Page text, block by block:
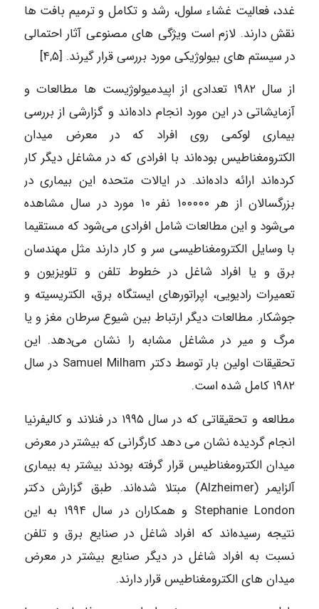
غدد، فعالیت غشاء سلول، رشد و تکامل و ترمیم بافت ها
نقش دارند. لازم است ویژگی های مصنوعی آثار احتمالی
در سیستم های بیولوژیکی مورد بررسی قرار گیرند. [۴,۵]
از سال ۱۹۸۲ تعدادی از اپیدمیولوژیست ها مطالعات و
آزمایشاتی در این مورد انجام داده‌اند و گزارشی از بررسی
بیماری لوکمی روی افراد که در معرض میدان
الکترومغناطیس بوده‌اند با افرادی که در مشاغل دیگر کار
کرده‌اند ارائه داده‌اند. در ایالات متحده این بیماری در
بزرگسالان از هر ۱۰۰۰۰۰ نفر ۱۰ مورد در سال مشاهده
می‌شود و این مطالعات شامل افرادی می‌شود که مستقیما
با وسایل الکترومغناطیسی سر و کار دارند مثل مهندسان
برق و یا افراد شاغل در خطوط تلفن و تلویزیون و
تعمیرات رادیویی، اپراتورهای ایستگاه برق، الکتریسیته و
جوشکار. مطالعات دیگر ارتباط بین شیوع سرطان مغز و یا
مرگ و میر در مشاغل مشابه را نشان می‌دهد. این
تحقیقات اولین بار توسط دکتر Samuel Milham در سال
۱۹۸۲ کامل شده است.
مطالعه و تحقیقاتی که در سال ۱۹۹۵ در فنلاند و کالیفرنیا
انجام گردیده نشان می دهد کارگرانی که بیشتر در معرض
میدان الکترومغناطیس قرار گرفته بودند بیشتر به بیماری
آلزایمر (Alzheimer) مبتلا شده‌اند. طبق گزارش دکتر
Stephanie London و همکاران در سال ۱۹۹۴ به این
نتیجه رسیده‌اند که افراد شاغل در صنایع برق و تلفن
نسبت به افراد شاغل در دیگر صنایع بیشتر در معرض
میدان های الکترومغناطیس قرار دارند.